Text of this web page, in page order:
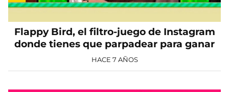
Flappy Bird, el filtro-juego de Instagram
donde tienes que parpadear para ganar
HACE 7 AÑOS